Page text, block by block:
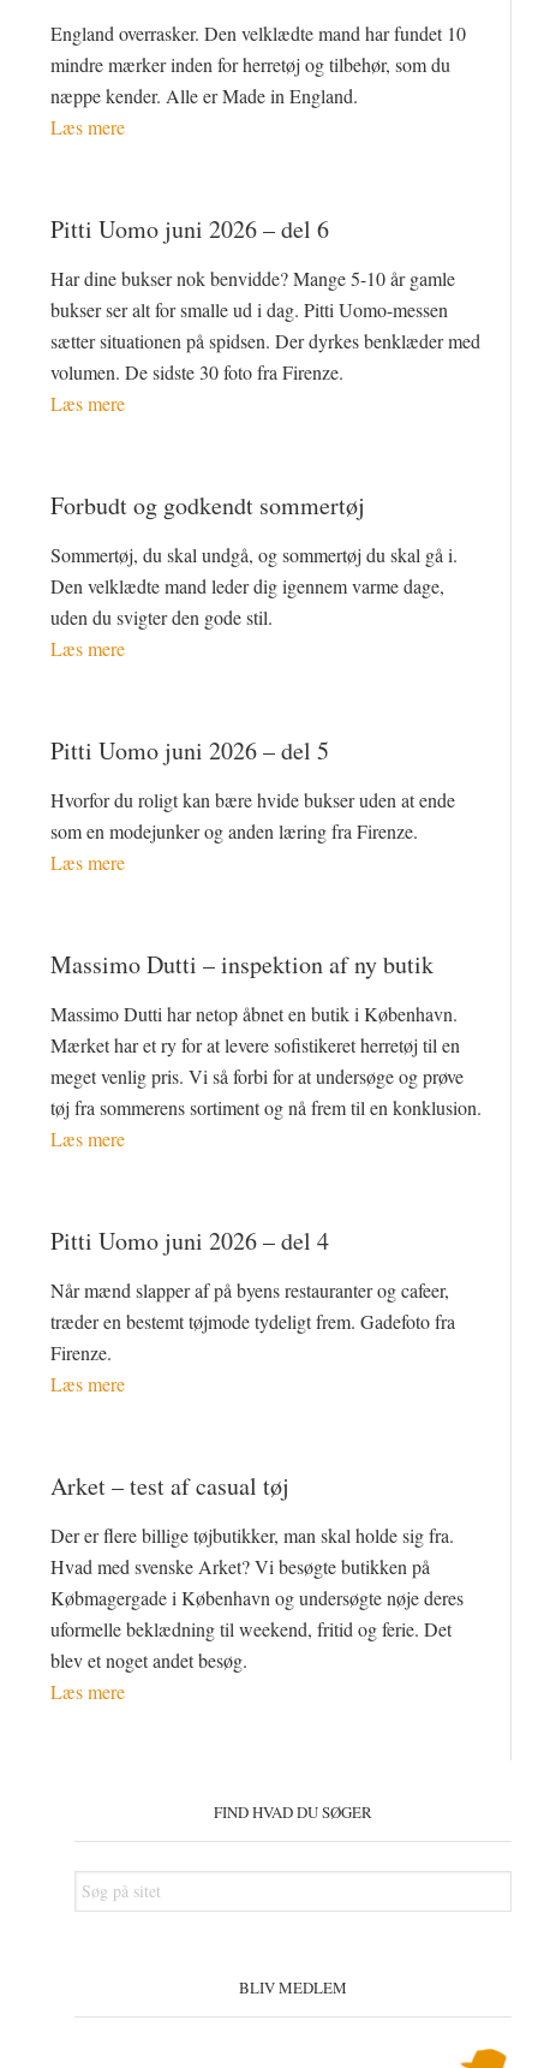
England overrasker. Den velklædte mand har fundet 10
mindre mærker inden for herretøj og tilbehør, som du
næppe kender. Alle er Made in England.
Læs mere
Pitti Uomo juni 2026 – del 6
Har dine bukser nok benvidde? Mange 5-10 år gamle
bukser ser alt for smalle ud i dag. Pitti Uomo-messen
sætter situationen på spidsen. Der dyrkes benklæder med
volumen. De sidste 30 foto fra Firenze.
Læs mere
Forbudt og godkendt sommertøj
Sommertøj, du skal undgå, og sommertøj du skal gå i.
Den velklædte mand leder dig igennem varme dage,
uden du svigter den gode stil.
Læs mere
Pitti Uomo juni 2026 – del 5
Hvorfor du roligt kan bære hvide bukser uden at ende
som en modejunker og anden læring fra Firenze.
Læs mere
Massimo Dutti – inspektion af ny butik
Massimo Dutti har netop åbnet en butik i København.
Mærket har et ry for at levere sofistikeret herretøj til en
meget venlig pris. Vi så forbi for at undersøge og prøve
tøj fra sommerens sortiment og nå frem til en konklusion.
Læs mere
Pitti Uomo juni 2026 – del 4
Når mænd slapper af på byens restauranter og cafeer,
træder en bestemt tøjmode tydeligt frem. Gadefoto fra
Firenze.
Læs mere
Arket – test af casual tøj
Der er flere billige tøjbutikker, man skal holde sig fra.
Hvad med svenske Arket? Vi besøgte butikken på
Købmagergade i København og undersøgte nøje deres
uformelle beklædning til weekend, fritid og ferie. Det
blev et noget andet besøg.
Læs mere
FIND HVAD DU SØGER
Søg
på
BLIV MEDLEM